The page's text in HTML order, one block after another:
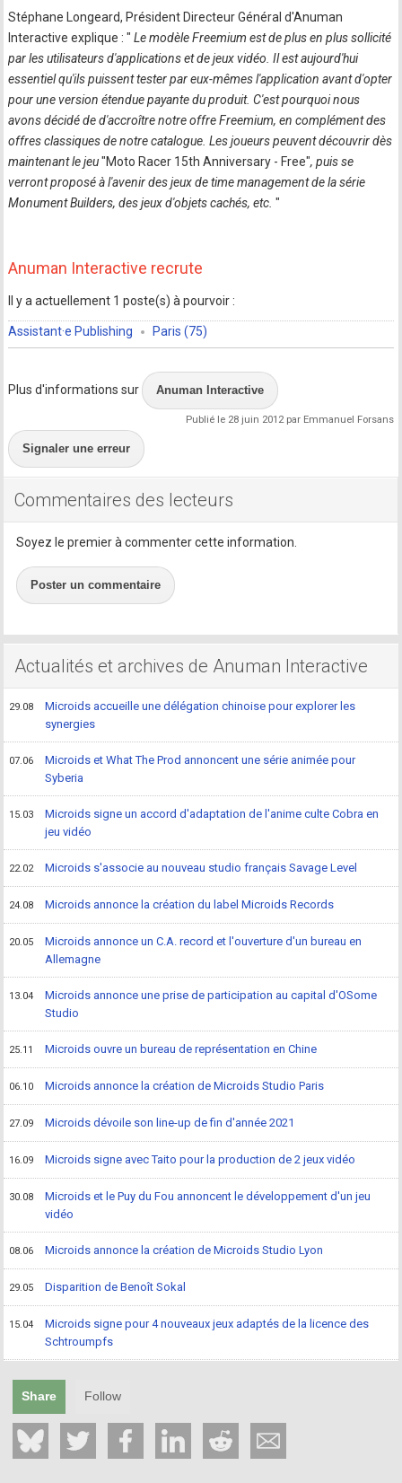
Stéphane Longeard, Président Directeur Général d'Anuman
Interactive explique : " Le modèle Freemium est de plus en plus sollicité
par les utilisateurs d'applications et de jeux vidéo. Il est aujourd'hui
essentiel qu'ils puissent tester par eux-mêmes l'application avant d'opter
pour une version étendue payante du produit. C'est pourquoi nous
avons décidé de d'accroître notre offre Freemium, en complément des
offres classiques de notre catalogue. Les joueurs peuvent découvrir dès
maintenant le jeu"Moto Racer 15th Anniversary - Free", puis se
verront proposé à l'avenir des jeux de time management de la série
Monument Builders, des jeux d'objets cachés, etc."
Anuman Interactive recrute
Il y a actuellement 1 poste(s) à pourvoir :
Assistant·e Publishing Paris (75)
Plus d'informations sur Anuman Interactive
Publié le 28 juin 2012 par Emmanuel Forsans
Signaler une erreur
Commentaires des lecteurs
Soyez le premier à commenter cette information.
Poster un commentaire
Actualités et archives de Anuman Interactive
29.08
Microids accueille une délégation chinoise pour explorer les
synergies
07.06
Microids et What The Prod annoncent une série animée pour
Syberia
15.03
Microids signe un accord d'adaptation de l'anime culte Cobra en
jeu vidéo
22.02 Microids s'associe au nouveau studio français Savage Level
24.08 Microids annonce la création du label Microids Records
20.05
Microids annonce un C.A. record et l'ouverture d'un bureau en
Allemagne
13.04
Microids annonce une prise de participation au capital d'OSome
Studio
25.11 Microids ouvre un bureau de représentation en Chine
06.10 Microids annonce la création de Microids Studio Paris
27.09 Microids dévoile son line-up de fin d'année 2021
16.09 Microids signe avec Taito pour la production de 2 jeux vidéo
30.08
Microids et le Puy du Fou annoncent le développement d'un jeu
vidéo
08.06 Microids annonce la création de Microids Studio Lyon
29.05 Disparition de Benoît Sokal
15.04
Microids signe pour 4 nouveaux jeux adaptés de la licence des
Schtroumpfs
Share Follow